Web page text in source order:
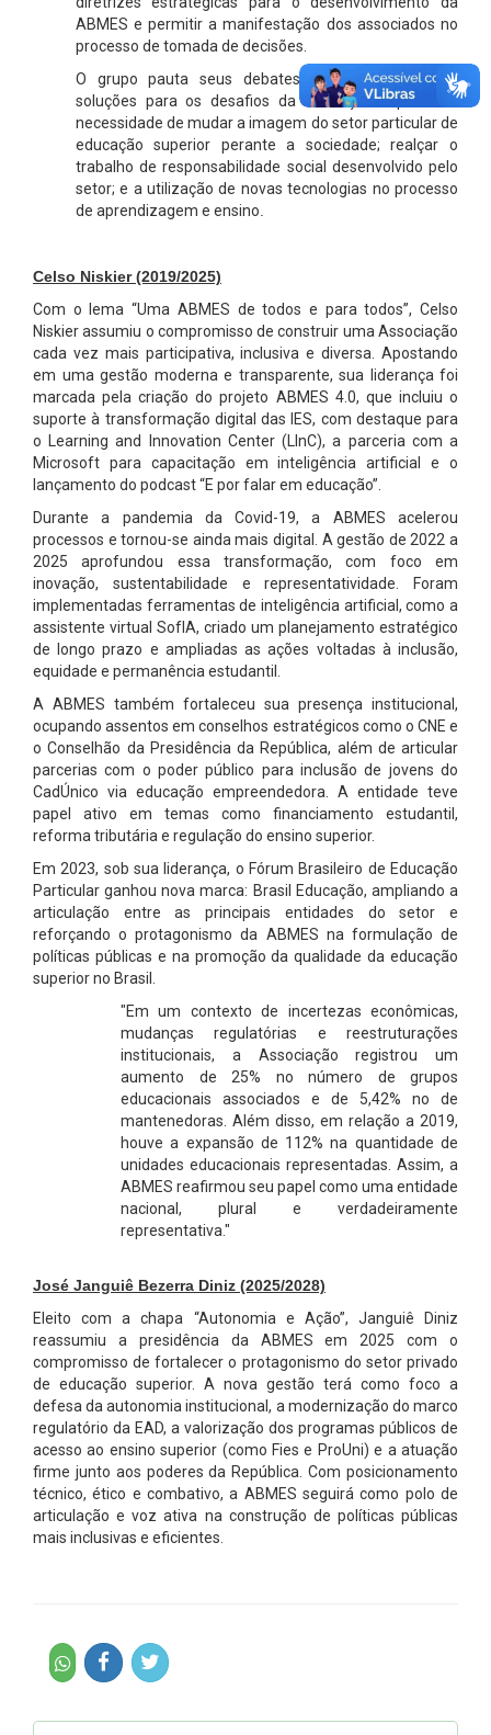
ABMES e permitir a manifestação dos associados no
processo de tomada de decisões.
O grupo pauta seus debates em aspectos como
soluções para os desafios da educação superior; a
necessidade de mudar a imagem do setor particular de
educação superior perante a sociedade; realçar o
trabalho de responsabilidade social desenvolvido pelo
setor; e a utilização de novas tecnologias no processo
de aprendizagem e ensino
Celso Niskier (2019/2025)
Com o lema “Uma ABMES de todos e para todos”, Celso
Niskier assumiu o compromisso de construir uma Associação
cada vez mais participativa, inclusiva e diversa. Apostando
em uma gestão moderna e transparente, sua liderança foi
marcada pela criação do projeto ABMES 4.0, que incluiu o
suporte à transformação digital das IES, com destaque para
o Learning and Innovation Center (LInC), a parceria com a
Microsoft para capacitação em inteligência artificial e o
lançamento do podcast “E por falar em educação”.
Durante a pandemia da Covid-19, a ABMES acelerou
processos e tornou-se ainda mais digital. A gestão de 2022 a
2025 aprofundou essa transformação, com foco em
inovação, sustentabilidade e representatividade. Foram
implementadas ferramentas de inteligência artificial, como a
assistente virtual SofIA, criado um planejamento estratégico
de longo prazo e ampliadas as ações voltadas à inclusão,
equidade e permanência estudantil.
A ABMES também fortaleceu sua presença institucional,
ocupando assentos em conselhos estratégicos como o CNE e
o Conselhão da Presidência da República, além de articular
parcerias com o poder público para inclusão de jovens do
CadÚnico via educação empreendedora. A entidade teve
papel ativo em temas como financiamento estudantil,
reforma tributária e regulação do ensino superior.
Em 2023, sob sua liderança, o Fórum Brasileiro de Educação
Particular ganhou nova marca: Brasil Educação, ampliando a
articulação entre as principais entidades do setor e
reforçando o protagonismo da ABMES na formulação de
políticas públicas e na promoção da qualidade da educação
superior no Brasil.
"Em um contexto de incertezas econômicas,
mudanças regulatórias e reestruturações
institucionais, a Associação registrou um
aumento de 25% no número de grupos
educacionais associados e de 5,42% no de
mantenedoras. Além disso, em relação a 2019,
houve a expansão de 112% na quantidade de
unidades educacionais representadas. Assim, a
ABMES reafirmou seu papel como uma entidade
nacional, plural e verdadeiramente
representativa."
José Janguiê Bezerra Diniz (2025/2028)
Eleito com a chapa “Autonomia e Ação”, Janguiê Diniz
reassumiu a presidência da ABMES em 2025 com o
compromisso de fortalecer o protagonismo do setor privado
de educação superior. A nova gestão terá como foco a
defesa da autonomia institucional, a modernização do marco
regulatório da EAD, a valorização dos programas públicos de
acesso ao ensino superior (como Fies e ProUni) e a atuação
firme junto aos poderes da República. Com posicionamento
técnico, ético e combativo, a ABMES seguirá como polo de
articulação e voz ativa na construção de políticas públicas
mais inclusivas e eficientes.